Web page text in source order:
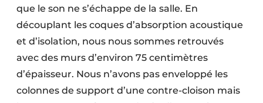
que le son ne s’échappe de la salle. En
découplant les coques d’absorption acoustique
et d’isolation, nous nous sommes retrouvés
avec des murs d’environ 75 centimètres
d’épaisseur. Nous n’avons pas enveloppé les
colonnes de support d’une contre-cloison mais